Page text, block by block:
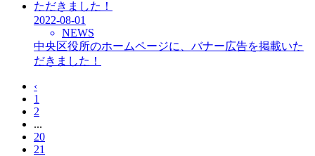
2022-08-01
NEWS
中央区役所のホームページに、バナー広告を掲載いた
だきました！
‹
1
2
...
20
21